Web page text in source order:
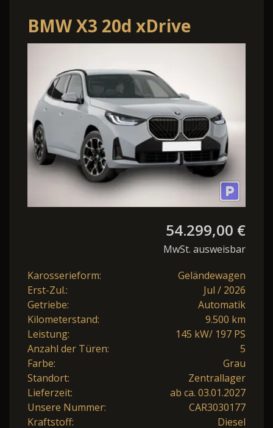
BMW X3 20d xDrive
54.299,00 €
MwSt. ausweisbar
Karosserieform:
Geländewagen
Erst-Zul.:
Jul / 2026
Getriebe:
Automatik
Kilometerstand:
9.500 km
Leistung:
145 kW/ 197 PS
Anzahl der Türen:
5
Farbe:
Grau
Standort:
Zentrallager
Lieferzeit:
ab ca. 03.01.2027
Unsere Nummer:
CAR3030177
Kraftstoff:
Diesel